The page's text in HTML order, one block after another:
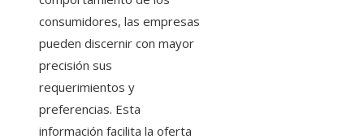
consumidores, las empresas
pueden discernir con mayor
precisión sus
requerimientos y
preferencias. Esta
información facilita la oferta